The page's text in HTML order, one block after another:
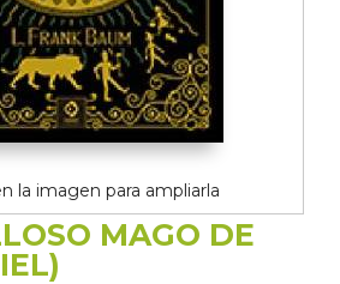
la imagen para ampliarla
MAGO DE